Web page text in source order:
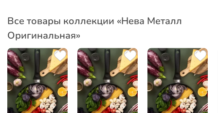
Все товары коллекции «Нева Металл
Оригинальная»